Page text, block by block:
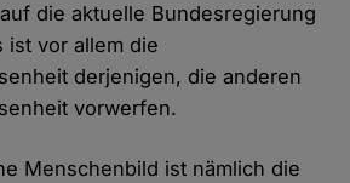
die aktuelle Bundesregierung
ist vor allem die
derjenigen, die anderen
vorwerfen.
Menschenbild ist nämlich die